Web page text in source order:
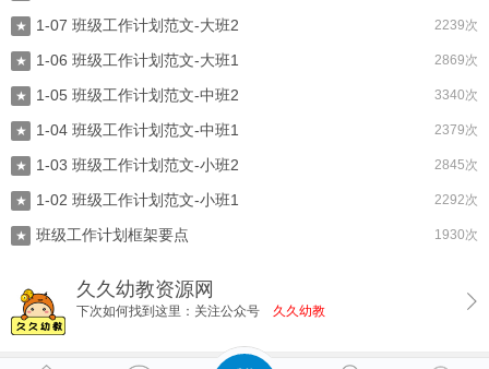
2239次
★ 1-07 班级工作计划范文-大班2
2869次
★ 1-06 班级工作计划范文-大班1
3340次
★ 1-05 班级工作计划范文-中班2
2379次
★ 1-04 班级工作计划范文-中班1
2845次
★ 1-03 班级工作计划范文-小班2
2292次
★ 1-02 班级工作计划范文-小班1
1930次
★ 班级工作计划框架要点
久久幼教资源网
下次如何找到这里：关注公众号 久久幼教